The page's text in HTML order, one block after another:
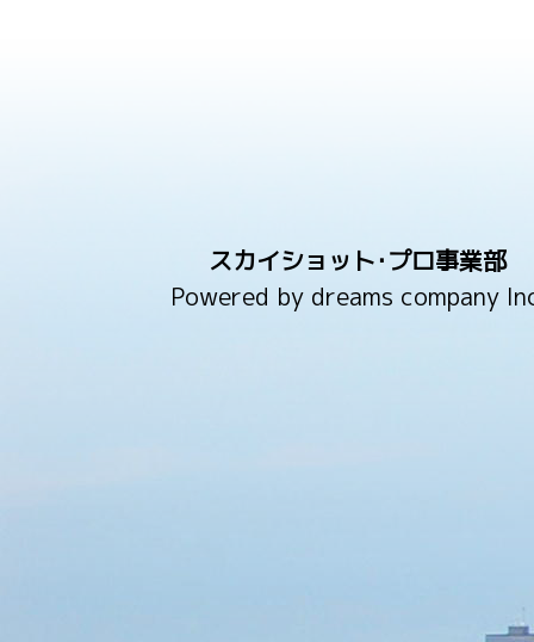
スカイショット･プロ事業部
Powered by dreams company